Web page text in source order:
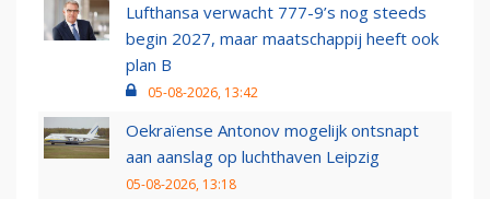
Lufthansa verwacht 777-9’s nog steeds
begin 2027, maar maatschappij heeft ook
plan B
05-08-2026, 13:42
Oekraïense Antonov mogelijk ontsnapt
aan aanslag op luchthaven Leipzig
05-08-2026, 13:18